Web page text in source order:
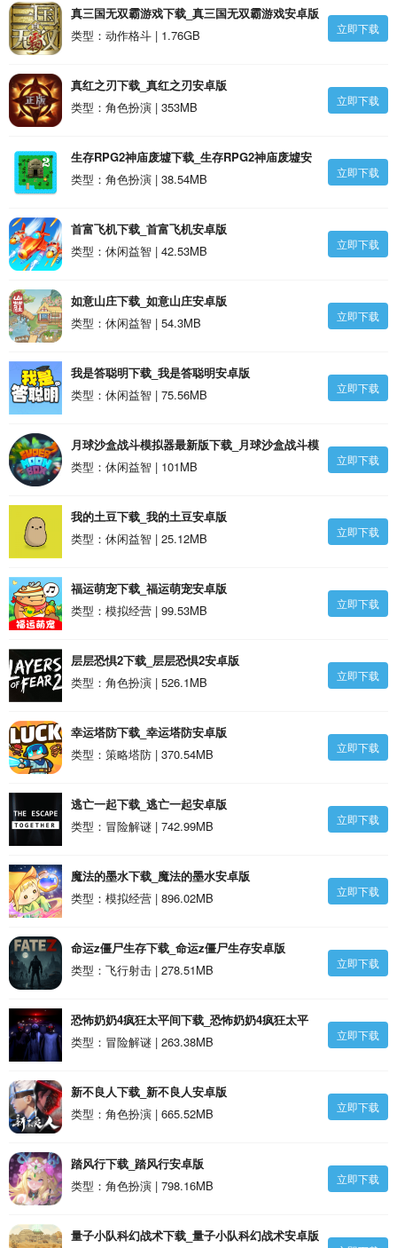
真三国无双霸游戏下载_真三国无双霸游戏安卓版
类型：动作格斗 | 1.76GB
立即下载
真红之刃下载_真红之刃安卓版
类型：角色扮演 | 353MB
立即下载
生存RPG2神庙废墟下载_生存RPG2神庙废墟安
卓版
类型：角色扮演 | 38.54MB 立即下载
首富飞机下载_首富飞机安卓版
类型：休闲益智 | 42.53MB
立即下载
如意山庄下载_如意山庄安卓版
类型：休闲益智 | 54.3MB
立即下载
我是答聪明下载_我是答聪明安卓版
类型：休闲益智 | 75.56MB
立即下载
月球沙盒战斗模拟器最新版下载_月球沙盒战斗模
拟器最新版安卓版
类型：休闲益智 | 101MB 立即下载
我的土豆下载_我的土豆安卓版
类型：休闲益智 | 25.12MB
立即下载
福运萌宠下载_福运萌宠安卓版
类型：模拟经营 | 99.53MB
立即下载
层层恐惧2下载_层层恐惧2安卓版
类型：角色扮演 | 526.1MB
立即下载
幸运塔防下载_幸运塔防安卓版
类型：策略塔防 | 370.54MB
立即下载
逃亡一起下载_逃亡一起安卓版
类型：冒险解谜 | 742.99MB
立即下载
魔法的墨水下载_魔法的墨水安卓版
类型：模拟经营 | 896.02MB
立即下载
命运z僵尸生存下载_命运z僵尸生存安卓版
类型：飞行射击 | 278.51MB
立即下载
恐怖奶奶4疯狂太平间下载_恐怖奶奶4疯狂太平
间安卓版
类型：冒险解谜 | 263.38MB 立即下载
新不良人下载_新不良人安卓版
类型：角色扮演 | 665.52MB
立即下载
踏风行下载_踏风行安卓版
类型：角色扮演 | 798.16MB
立即下载
量子小队科幻战术下载_量子小队科幻战术安卓版